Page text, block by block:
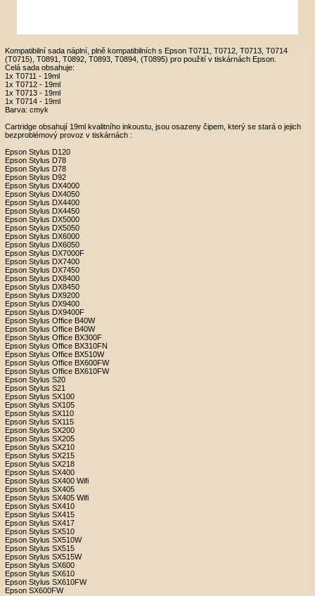
Kompatibilní sada náplní, plně kompatibilních s Epson T0711, T0712, T0713, T0714
(T0715), T0891, T0892, T0893, T0894, (T0895) pro použití v tiskárnách Epson.
Celá sada obsahuje:
1x T0711 - 19ml
1x T0712 - 19ml
1x T0713 - 19ml
1x T0714 - 19ml
Barva: cmyk
Cartridge obsahují 19ml kvalitního inkoustu, jsou osazeny čipem, který se stará o jejich
bezproblémový provoz v tiskárnách :
Epson Stylus D120
Epson Stylus D78
Epson Stylus D78
Epson Stylus D92
Epson Stylus DX4000
Epson Stylus DX4050
Epson Stylus DX4400
Epson Stylus DX4450
Epson Stylus DX5000
Epson Stylus DX5050
Epson Stylus DX6000
Epson Stylus DX6050
Epson Stylus DX7000F
Epson Stylus DX7400
Epson Stylus DX7450
Epson Stylus DX8400
Epson Stylus DX8450
Epson Stylus DX9200
Epson Stylus DX9400
Epson Stylus DX9400F
Epson Stylus Office B40W
Epson Stylus Office B40W
Epson Stylus Office BX300F
Epson Stylus Office BX310FN
Epson Stylus Office BX510W
Epson Stylus Office BX600FW
Epson Stylus Office BX610FW
Epson Stylus S20
Epson Stylus S21
Epson Stylus SX100
Epson Stylus SX105
Epson Stylus SX110
Epson Stylus SX115
Epson Stylus SX200
Epson Stylus SX205
Epson Stylus SX210
Epson Stylus SX215
Epson Stylus SX218
Epson Stylus SX400
Epson Stylus SX400 Wifi
Epson Stylus SX405
Epson Stylus SX405 Wifi
Epson Stylus SX410
Epson Stylus SX415
Epson Stylus SX417
Epson Stylus SX510
Epson Stylus SX510W
Epson Stylus SX515
Epson Stylus SX515W
Epson Stylus SX600
Epson Stylus SX610
Epson Stylus SX610FW
Epson SX600FW